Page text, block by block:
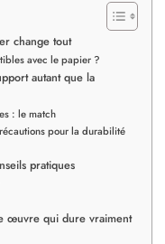
change tout
avec le papier ?
autant que la
: le match
pour la durabilité
pratiques
œuvre qui dure vraiment